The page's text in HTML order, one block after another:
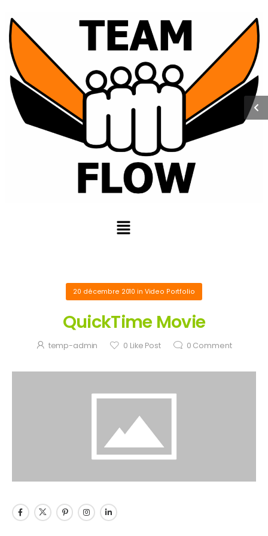
20 décembre 2010 in Video Portfolio
QuickTime Movie
temp-admin 0 Like Post 0 Comment